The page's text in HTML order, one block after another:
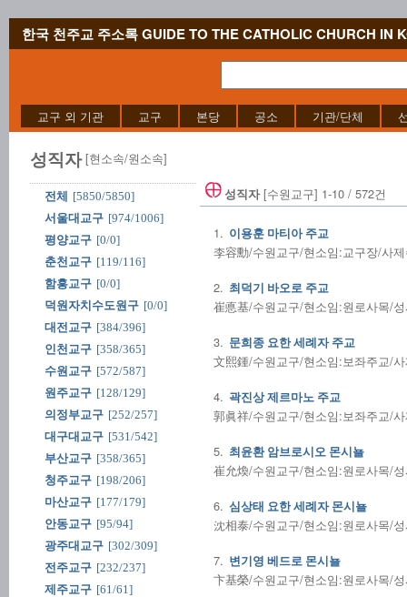
한국 천주교 주소록 GUIDE TO THE CATHOLIC CHURCH IN
교구 외 기관 교구 본당 공소 기관/단체
성직자 [현소속/원소속]
전체
[5850/5850]
서울대교구 [974/1006]
평양교구 [0/0]
춘천교구 [119/116]
함흥교구 [0/0]
덕원자치수도원구 [0/0]
대전교구 [384/396]
인천교구 [358/365]
수원교구 [572/587]
원주교구 [128/129]
의정부교구 [252/257]
대구대교구 [531/542]
부산교구 [358/365]
청주교구 [198/206]
마산교구 [177/179]
안동교구 [95/94]
광주대교구 [302/309]
전주교구 [232/237]
제주교구 [61/61]
성직자[수원교구] 1-10 / 572건
1. 이용훈 마티아 주교
李容勳/수원교구/현소임:교구장/사
2. 최덕기 바오로 주교
崔悳基/수원교구/현소임:원로사목/
3. 문희종 요한 세례자 주교
文熙鍾/수원교구/현소임:보좌주교/
4. 곽진상 제르마노 주교
郭眞祥/수원교구/현소임:보좌주교/
5. 최윤환 암브로시오 몬시뇰
崔允煥/수원교구/현소임:원로사목/
6. 심상태 요한 세례자 몬시뇰
沈相泰/수원교구/현소임:원로사목/
7. 변기영 베드로 몬시뇰
卞基榮/수원교구/현소임:원로사목/